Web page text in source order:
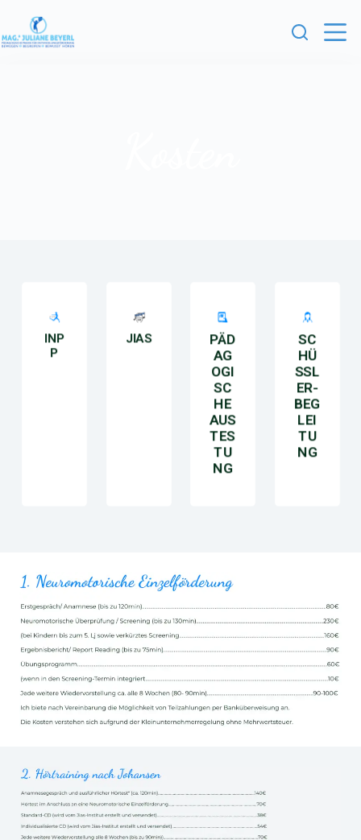
INP
P
JIAS PÄD
AG
OGI
SC
HE
AUS
TES
TU
NG
SC
HÜ
SSL
ER-
BEG
LEI
TU
NG